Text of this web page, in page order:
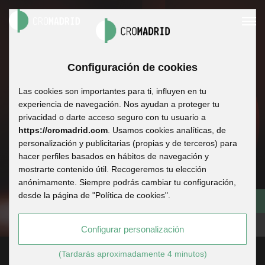
Showreel
Configuración de cookies
Las cookies son importantes para ti, influyen en tu
experiencia de navegación. Nos ayudan a proteger tu
privacidad o darte acceso seguro con tu usuario a
https://cromadrid.com . Usamos cookies analíticas, de
personalización y publicitarias (propias y de terceros) para
hacer perfiles basados en hábitos de navegación y
mostrarte contenido útil. Recogeremos tu elección
anónimamente. Siempre podrás cambiar tu configuración,
desde la página de "Política de cookies".
Configurar personalización
(Tardarás aproximadamente 4 minutos)